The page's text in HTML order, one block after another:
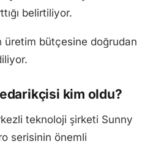
belirtiliyor.
üretim bütçesine doğrudan
kim oldu?
teknoloji şirketi Sunny
serisinin önemli